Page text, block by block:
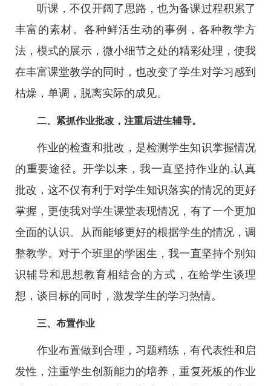
听课，不仅开阔了思路，也为备课过程积累了
丰富的素材。各种鲜活生动的事例，各种教学方
法，模式的展示，微小细节之处的精彩处理，使我
在丰富课堂教学的同时，也改变了学生对学习感到
枯燥，单调，脱离实际的成见。
二、紧抓作业批改，注重后进生辅导。
作业的检查和批改，是检测学生知识掌握情况
的重要途径。开学以来，我一直坚持作业的.认真
批改，这不仅有利于对学生知识落实的情况的更好
掌握，更使我对学生课堂表现情况，有了一个更加
全面的认识。从而能够更好的根据学生的情况，调
整教学。对于个班里的学困生，我一直坚持个别知
识辅导和思想教育相结合的方式，在给学生谈理
想，谈目标的同时，激发学生的学习热情。
三、布置作业
作业布置做到合理，习题精练，有代表性和启
发性，注重学生创新能力的培养，重复死板的作业